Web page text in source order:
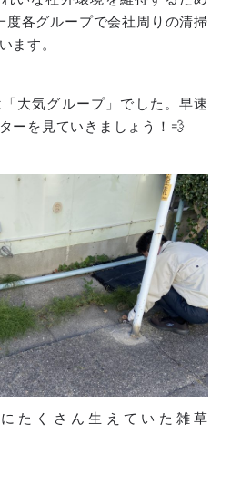
度各グループで会社周りの清掃
ます。
大気グループ」でした。早速
ーを見ていきましょう！💨
たくさん生えていた雑草